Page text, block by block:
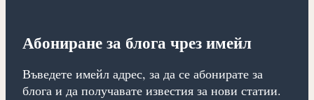
Абониране за блога чрез имейл
Въведете имейл адрес, за да се абонирате за
блога и да получавате известия за нови статии.